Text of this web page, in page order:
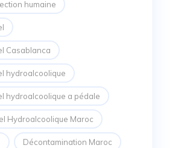
humaine
Casablanca
hydroalcoolique
hydroalcoolique a pédale
Hydroalcoolique Maroc
Décontamination Maroc